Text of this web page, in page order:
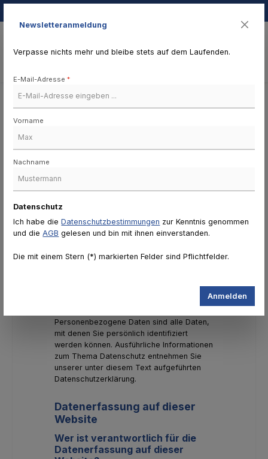
Datenschutzerklär
1. Datenschutz auf
einen Blick
Allgemeine Hinweise
einfachen Überblick darüber, was mit Ihren
personenbezogenen Daten passiert, wenn
Personenbezogene Daten sind alle Daten,
mit denen Sie persönlich identifiziert
werden können. Ausführliche Informationen
zum Thema Datenschutz entnehmen Sie
unserer unter diesem Text aufgeführten
Datenschutzerklärung.
Datenerfassung auf dieser
Website
Wer ist verantwortlich für die
Datenerfassung auf dieser
Newsletteranmeldung
Verpasse nichts mehr und bleibe stets auf dem Laufenden.
E-Mail-Adresse*
Vorname
Nachname
Datenschutz
Ich habe dieDatenschutzbestimmungen zur Kenntnis genommen
und dieAGB gelesen und bin mit ihnen einverstanden.
Die mit einem Stern (*) markierten Felder sind Pflichtfelder.
Anmelden